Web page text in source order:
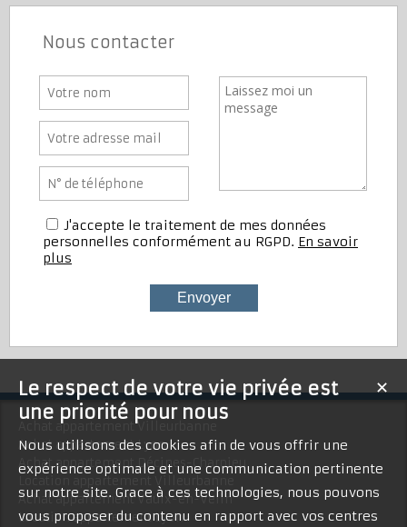
Nous contacter
J'accepte le traitement de mes données
personnelles conformément au RGPD. En savoir
plus
Achat appartement Villeurbanne
Achat appartement Lyon
Achat appartement Décines-Charpieu
Location appartement Villeurbanne
Achat appartement Vaulx-en-Velin
Location appartement Lyon
✕
Le respect de votre vie privée est
une priorité pour nous
Nous utilisons des cookies afin de vous offrir une
expérience optimale et une communication pertinente
sur notre site. Grace à ces technologies, nous pouvons
vous proposer du contenu en rapport avec vos centres